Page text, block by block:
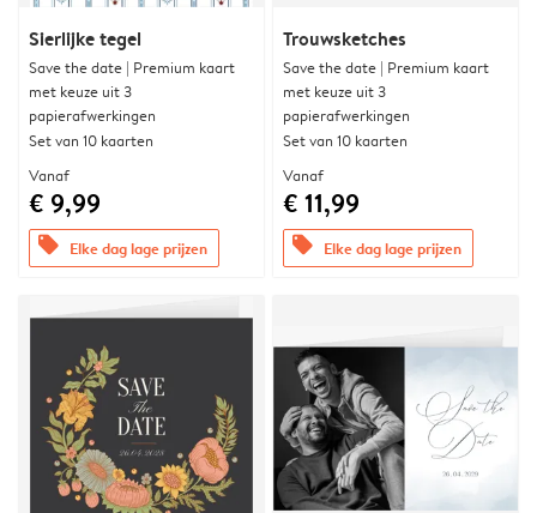
Sierlijke tegel
Save the date | Premium kaart
met keuze uit 3
papierafwerkingen
Set van 10 kaarten
Vanaf
€ 9,99
offers Elke dag lage prijzen
Trouwsketches
Save the date | Premium kaart
met keuze uit 3
papierafwerkingen
Set van 10 kaarten
Vanaf
€ 11,99
offers Elke dag lage prijzen